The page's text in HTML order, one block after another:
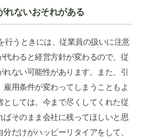
れないおそれがある
行うときには、従業員の扱いに注意
代わると経営方針が変わるので、従
ない可能性があります。また、引
雇用条件が変わってしまうこともよ
としては、今まで尽くしてくれた従
ばそのまま会社に残ってほしいと思
だけがハッピーリタイアをして、